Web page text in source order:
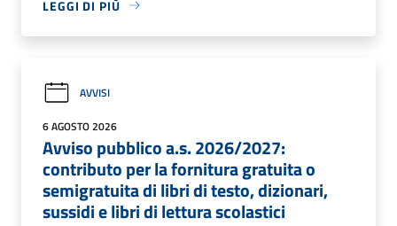
LEGGI DI PIÙ
AVVISI
6 AGOSTO 2026
Avviso pubblico a.s. 2026/2027:
contributo per la fornitura gratuita o
semigratuita di libri di testo, dizionari,
sussidi e libri di lettura scolastici